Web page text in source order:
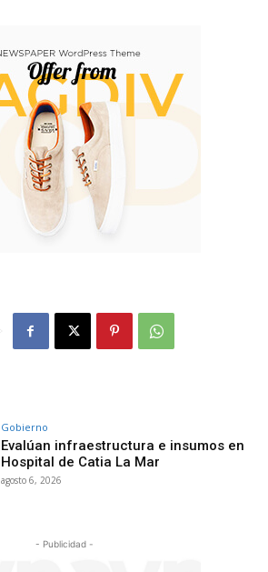
Gobierno
Evalúan infraestructura e insumos en
Hospital de Catia La Mar
agosto 6, 2026
- Publicidad -